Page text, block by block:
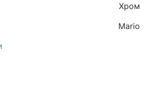
Хром
Mario